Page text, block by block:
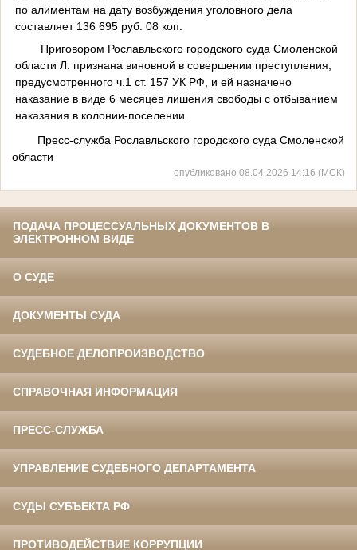
по алиментам на дату возбуждения уголовного дела
составляет 136 695 руб. 08 коп.
Приговором Рославльского городского суда Смоленской
области Л. признана виновной в совершении преступления,
предусмотренного ч.1 ст. 157 УК РФ, и ей назначено
наказание в виде 6 месяцев лишения свободы с отбыванием
наказания в колонии-поселении.
Пресс-служба Рославльского городского суда Смоленской
области
опубликовано 08.04.2026 14:16 (МСК)
ПОДАЧА ПРОЦЕССУАЛЬНЫХ ДОКУМЕНТОВ В
ЭЛЕКТРОННОМ ВИДЕ
О СУДЕ
ДОКУМЕНТЫ СУДА
СУДЕБНОЕ ДЕЛОПРОИЗВОДСТВО
СПРАВОЧНАЯ ИНФОРМАЦИЯ
ПРЕСС-СЛУЖБА
УПРАВЛЕНИЕ СУДЕБНОГО ДЕПАРТАМЕНТА
СУДЫ СУБЪЕКТА РФ
ПРОТИВОДЕЙСТВИЕ КОРРУПЦИИ